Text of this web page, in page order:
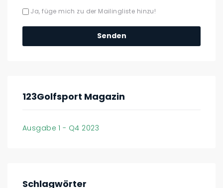
Ja, füge mich zu der Mailingliste hinzu!
123Golfsport Magazin
Ausgabe 1 - Q4 2023
Schlagwörter